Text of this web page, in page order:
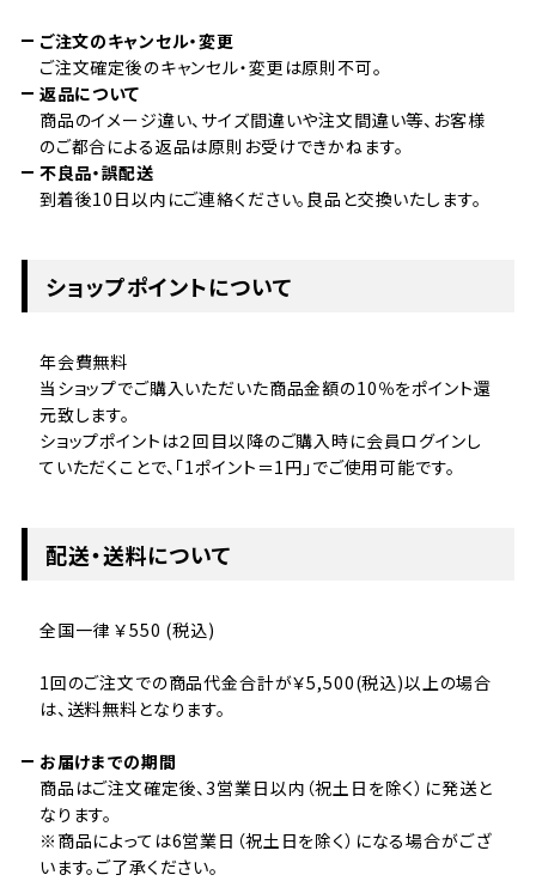
ご注文のキャンセル・変更
ご注文確定後のキャンセル・変更は原則不可。
返品について
商品のイメージ違い、サイズ間違いや注文間違い等、お客様
のご都合による返品は原則お受けできかねます。
不良品・誤配送
到着後10日以内にご連絡ください。良品と交換いたします。
ショップポイントについて
年会費無料
当ショップでご購入いただいた商品金額の10％をポイント還
元致します。
ショップポイントは２回目以降のご購入時に会員ログインし
ていただくことで、「1ポイント＝1円」でご使用可能です。
配送・送料について
全国一律 ￥550 (税込)
1回のご注文での商品代金合計が￥5,500(税込)以上の場合
は、送料無料となります。
お届けまでの期間
商品はご注文確定後、3営業日以内（祝土日を除く）に発送と
なります。
※商品によっては6営業日（祝土日を除く）になる場合がござ
います。ご了承ください。